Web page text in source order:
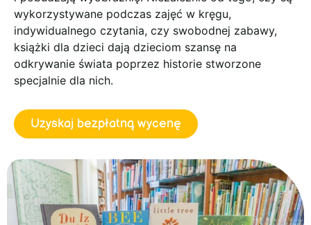
wykorzystywane podczas zajęć w kręgu,
indywidualnego czytania, czy swobodnej zabawy,
książki dla dzieci dają dzieciom szansę na
odkrywanie świata poprzez historie stworzone
specjalnie dla nich.
Uzyskaj bezpłatną wycenę